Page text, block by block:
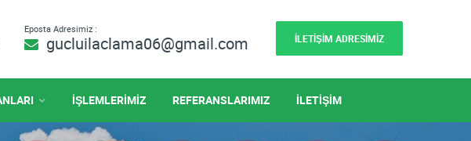
Eposta Adresimiz :
gucluilaclama06@gmail.com İLETİŞİM ADRESİMİZ
İŞLEMLERİMİZ REFERANSLARIMIZ İLETİŞİM